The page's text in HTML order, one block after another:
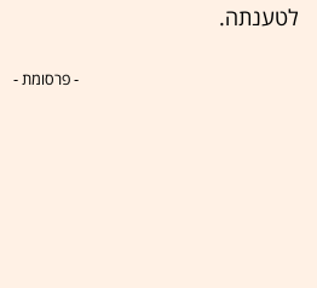
לטענתה.
- פרסומת -